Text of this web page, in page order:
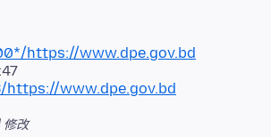
https://www.dpe.gov.bd
www.dpe.gov.bd
修改